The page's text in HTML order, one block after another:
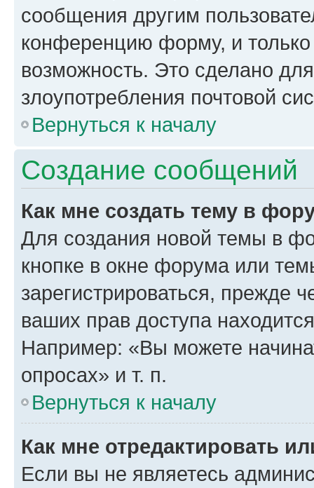
сообщения другим
конференцию форму, и
возможность. Это сделано
злоупотребления почтовой
Вернуться к началу
Создание сообщений
Как мне создать тему в
Для создания новой темы в
кнопке в окне форума или
зарегистрироваться, прежде
ваших прав доступа
Например: «Вы можете
опросах» и т. п.
Вернуться к началу
Как мне отредактировать
Если вы не являетесь